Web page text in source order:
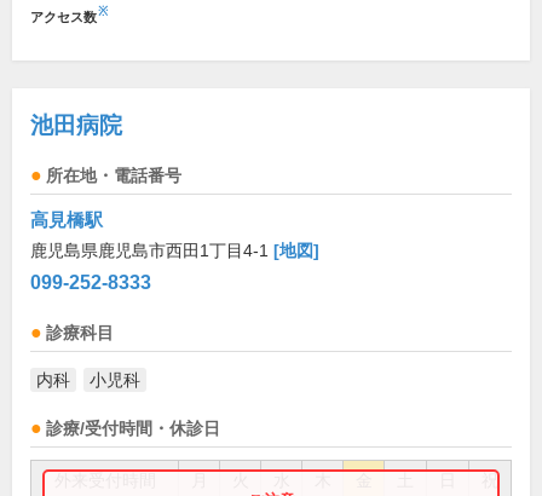
アクセス数※
池田病院
所在地・電話番号
高見橋駅
鹿児島県鹿児島市西田1丁目4-1 [地図]
099-252-8333
診療科目
内科 小児科
診療/受付時間・休診日
祝